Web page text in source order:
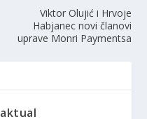
Viktor Olujić i Hrvoje
Habjanec novi članovi
uprave Monri Paymentsa
aktual